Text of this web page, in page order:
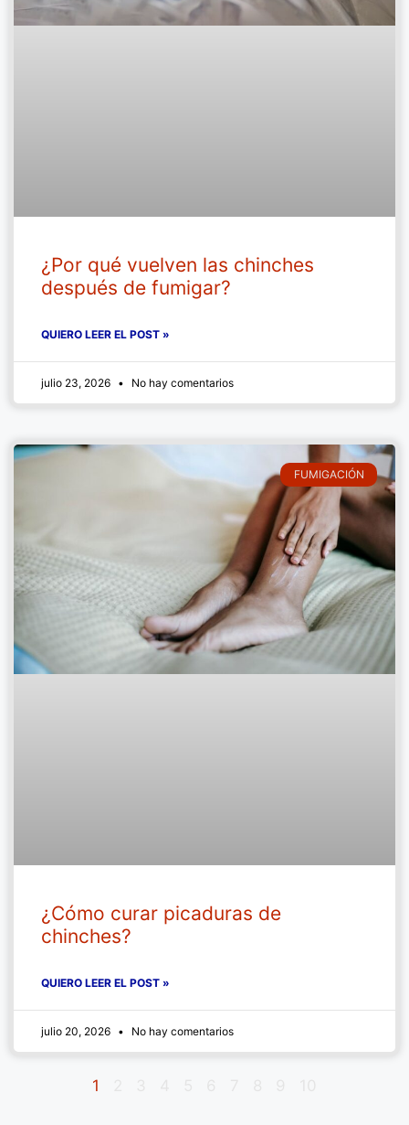
¿Por qué vuelven las chinches
después de fumigar?
QUIERO LEER EL POST »
julio 23, 2026 No hay comentarios
FUMIGACIÓN
¿Cómo curar picaduras de
chinches?
QUIERO LEER EL POST »
julio 20, 2026 No hay comentarios
1